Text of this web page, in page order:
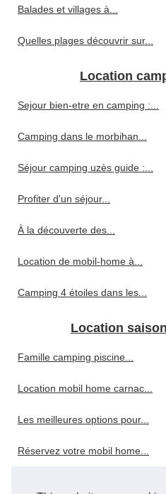
Balades et villages à...
Quelles plages découvrir sur...
Location
Sejour bien-etre en camping :...
Camping dans le morbihan...
Séjour camping uzès guide :...
Profiter d'un séjour...
À la découverte des...
Location de mobil-home à...
Camping 4 étoiles dans les...
Location
Famille camping piscine...
Location mobil home carnac...
Les meilleures options pour...
Réservez votre mobil home...